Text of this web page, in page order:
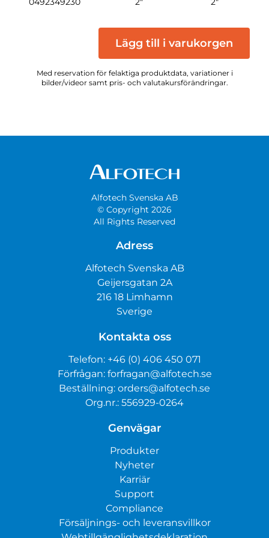
Lägg till i varukorgen
Med reservation för felaktiga produktdata, variationer i
bilder/videor samt pris- och valutakursförändringar.
Alfotech Svenska AB
© Copyright 2026
All Rights Reserved
Adress
Alfotech Svenska AB
Geijersgatan 2A
216 18 Limhamn
Sverige
Kontakta oss
Telefon: +46 (0) 406 450 071
Förfrågan: forfragan@alfotech.se
Beställning: orders@alfotech.se
Org.nr.: 556929-0264
Genvägar
Produkter
Nyheter
Karriär
Support
Compliance
Försäljnings- och leveransvillkor